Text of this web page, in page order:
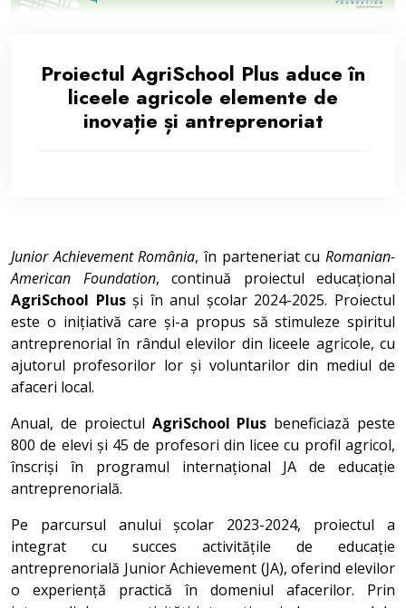
Proiectul AgriSchool Plus aduce în
liceele agricole elemente de
inovație și antreprenoriat
Junior Achievement România, în parteneriat cuRomanian-
American Foundation, continuă proiectul educațional
AgriSchool Plusși în anul școlar 2024-2025. Proiectul
este o inițiativă care și-a propus să stimuleze spiritul
antreprenorial în rândul elevilor din liceele agricole, cu
ajutorul profesorilor lor și voluntarilor din mediul de
afaceri local.
Anual, de proiectul AgriSchool Plus beneficiază peste
800 de elevi și 45 de profesori din licee cu profil agricol,
înscriși în programul internațional JA de educație
antreprenorială.
Pe parcursul anului școlar 2023-2024, proiectul a
integrat cu succes activitățile de educație
antreprenorială Junior Achievement (JA), oferind elevilor
o experiență practică în domeniul afacerilor. Prin